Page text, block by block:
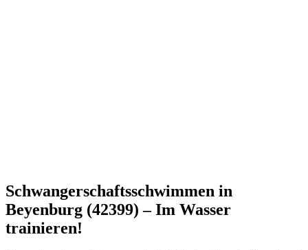
Schwangerschaftsschwimmen in
Beyenburg (42399) – Im Wasser
trainieren!